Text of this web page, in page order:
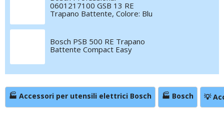
0601217100 GSB 13 RE
Trapano Battente, Colore: Blu
Bosch PSB 500 RE Trapano
Battente Compact Easy
🏭 Accessori per utensili elettrici Bosch 🏭 Bosch 💡